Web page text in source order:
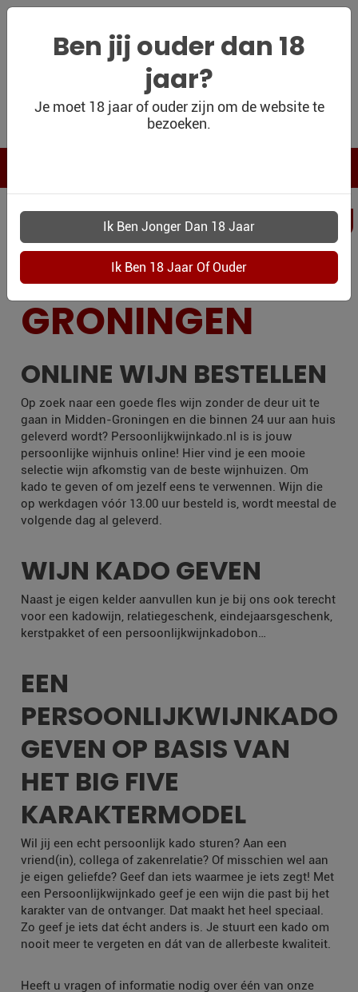
WIJNSHOP
WIJN BLOG
WIJN OUTLET
PERSOONLIJK-
WIJN-
KADOBON
CONTACT
Ben jij ouder dan 18
jaar?
Je moet 18 jaar of ouder zijn om de website te
bezoeken.
MIDDEN-
GRONINGEN
ONLINE WIJN BESTELLEN
Op zoek naar een goede fles wijn zonder de deur uit te
gaan in Midden-Groningen en die binnen 24 uur aan huis
geleverd wordt? Persoonlijkwijnkado.nl is is jouw
persoonlijke wijnhuis online! Hier vind je een mooie
selectie wijn afkomstig van de beste wijnhuizen. Om
kado te geven of om jezelf eens te verwennen. Wijn die
op werkdagen vóór 13.00 uur besteld is, wordt meestal de
volgende dag al geleverd.
WIJN KADO GEVEN
Naast je eigen kelder aanvullen kun je bij ons ook terecht
voor een kadowijn, relatiegeschenk, eindejaarsgeschenk,
kerstpakket of een persoonlijkwijnkadobon…
EEN
PERSOONLIJKWIJNKADO
GEVEN OP BASIS VAN
HET BIG FIVE
KARAKTERMODEL
Wil jij een echt persoonlijk kado sturen? Aan een
vriend(in), collega of zakenrelatie? Of misschien wel aan
je eigen geliefde? Geef dan iets waarmee je iets zegt! Met
een Persoonlijkwijnkado geef je een wijn die past bij het
karakter van de ontvanger. Dat maakt het heel speciaal.
Zo geef je iets dat écht anders is. Je stuurt een kado om
nooit meer te vergeten en dát van de allerbeste kwaliteit.
Heeft u vragen of informatie nodig over één van onze